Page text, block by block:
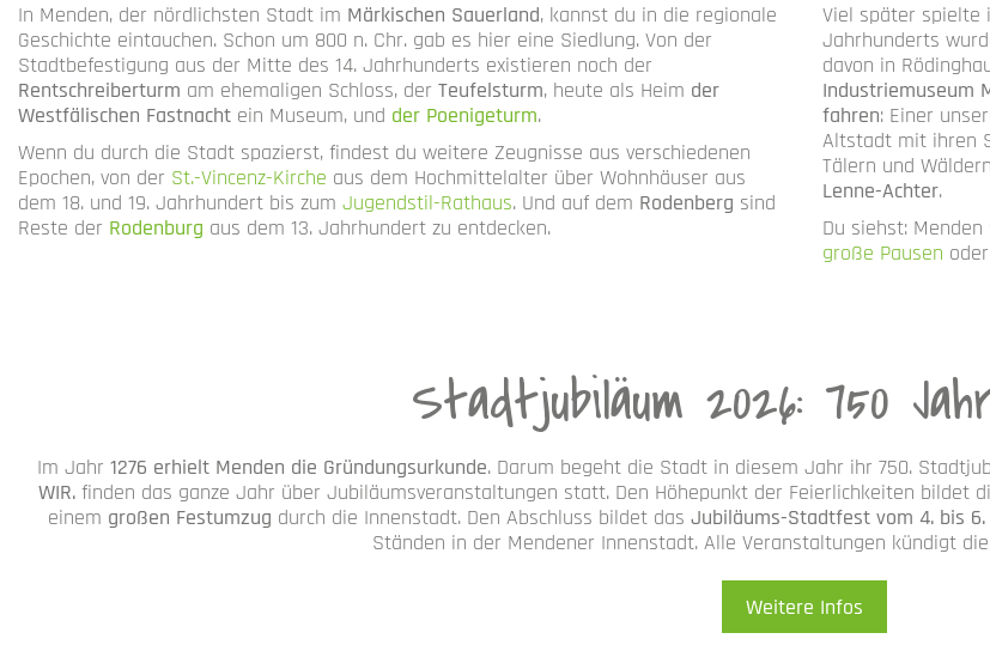
In Menden, der nördlichsten Stadt im Märkischen Sauerland, kannst du in die regionale
Geschichte eintauchen. Schon um 800 n. Chr. gab es hier eine Siedlung. Von der
Stadtbefestigung aus der Mitte des 14. Jahrhunderts existieren noch der
Rentschreiberturm am ehemaligen Schloss, der Teufelsturm, heute als Heim der
Westfälischen Fastnacht ein Museum, und der Poenigeturm.
Wenn du durch die Stadt spazierst, findest du weitere Zeugnisse aus verschiedenen
Epochen, von der St.-Vincenz-Kirche aus dem Hochmittelalter über Wohnhäuser aus
dem 18. und 19. Jahrhundert bis zum Jugendstil-Rathaus. Und auf dem Rodenberg sind
Reste der Rodenburg aus dem 13. Jahrhundert zu entdecken.
Viel später spielte
Jahrhunderts
davon in
Industriemuseum
fahren: Einer
Altstadt mit ihren
Tälern und
Lenne-Achter.
Du siehst:
große Pausen
Stadtjubiläum 2026: 750
Im Jahr 1276 erhielt Menden die Gründungsurkunde. Darum begeht die Stadt in diesem Jahr ihr 750.
WIR. finden das ganze Jahr über Jubiläumsveranstaltungen statt. Den Höhepunkt der Feierlichkeiten bildet
einem großen Festumzug durch die Innenstadt. Den Abschluss bildet das Jubiläums-Stadtfest vom 4. bis
Ständen in der Mendener Innenstadt. Alle Veranstaltungen kündigt
Weitere Infos